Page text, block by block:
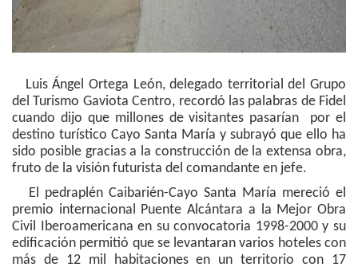
Luis Ángel Ortega León, delegado territorial del Grupo
del Turismo Gaviota Centro, recordó las palabras de Fidel
cuando dijo que millones de visitantes pasarían por el
destino turístico Cayo Santa María y subrayó que ello ha
sido posible gracias a la construcción de la extensa obra,
fruto de la visión futurista del comandante en jefe.
El pedraplén Caibarién-Cayo Santa María mereció el
premio internacional Puente Alcántara a la Mejor Obra
Civil Iberoamericana en su convocatoria 1998-2000 y su
edificación permitió que se levantaran varios hoteles con
más de 12 mil habitaciones en un territorio con 17